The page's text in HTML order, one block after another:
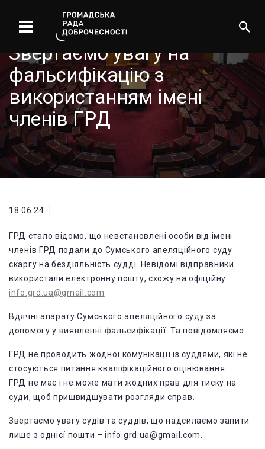
Звертаємо увагу на
фальсифікацію з
використанням імені
членів ГРД
18.06.24
ГРД стало відомо, що невстановлені особи від імені
членів ГРД подали до Сумського апеляційного суду
скаргу на бездіяльність судді. Невідомі відправники
використали електронну пошту, схожу на офіційну
info.grd.ua@gmail.com
Вдячні апарату Сумського апеляційного суду за
допомогу у виявленні фальсифікації. Та повідомляємо:
ГРД не проводить жодної комунікації із суддями, які не
стосуються питання кваліфікаційного оцінювання.
ГРД не має і не може мати жодних прав для тиску на
суди, щоб пришвидшувати розгляди справ.
Звертаємо увагу судів та суддів, що надсилаємо запити
лише з однієї пошти – info.grd.ua@gmail.com.